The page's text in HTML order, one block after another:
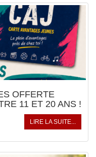
OFFERTE
11 ET 20 ANS !
LIRE LA SUITE...